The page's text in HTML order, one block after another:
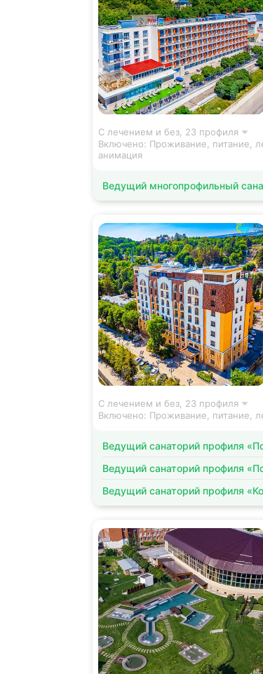
С лечением и без, 23 профиля
Включено: Проживание, питание,
анимация
Ведущий многопрофильный
С лечением и без, 23 профиля
Включено: Проживание, питание,
Ведущий санаторий профиля
Ведущий санаторий профиля
Ведущий санаторий профиля